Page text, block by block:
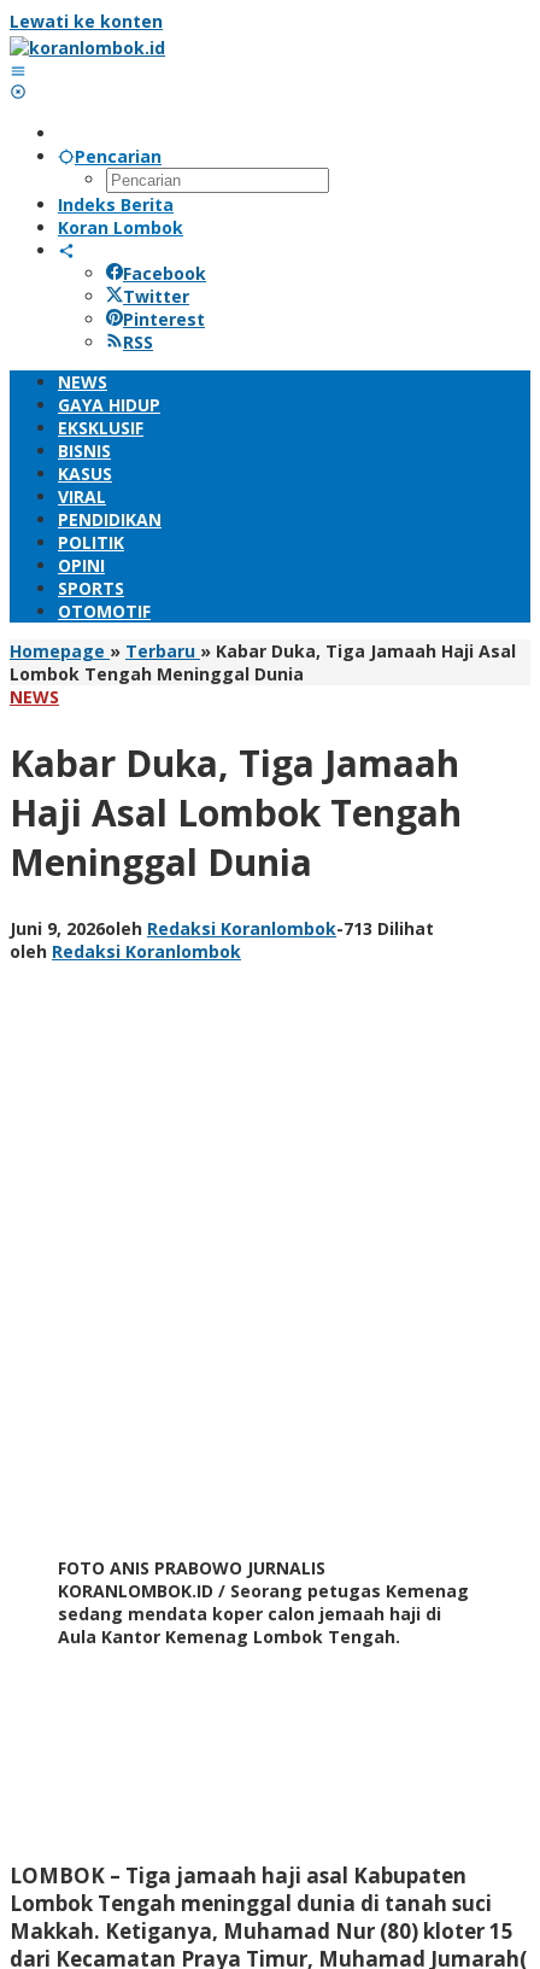
Lewati ke konten
Pencarian
Indeks Berita
Koran Lombok
Facebook
Twitter
Pinterest
RSS
NEWS
GAYA HIDUP
EKSKLUSIF
BISNIS
KASUS
VIRAL
PENDIDIKAN
POLITIK
OPINI
SPORTS
OTOMOTIF
Homepage » Terbaru » Kabar Duka, Tiga Jamaah Haji Asal
Lombok Tengah Meninggal Dunia
NEWS
Kabar Duka, Tiga Jamaah
Haji Asal Lombok Tengah
Meninggal Dunia
Juni 9, 2026oleh Redaksi Koranlombok-713 Dilihat
oleh Redaksi Koranlombok
FOTO ANIS PRABOWO JURNALIS
KORANLOMBOK.ID / Seorang petugas Kemenag
sedang mendata koper calon jemaah haji di
Aula Kantor Kemenag Lombok Tengah.
LOMBOK – Tiga jamaah haji asal Kabupaten
Lombok Tengah meninggal dunia di tanah suci
Makkah. Ketiganya, Muhamad Nur (80) kloter 15
dari Kecamatan Praya Timur, Muhamad Jumarah(